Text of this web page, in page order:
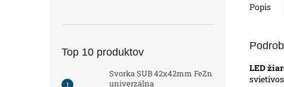
Top 10 produktov
Svorka SUB 42x42mm FeZn
univerzálna
Popis
LED